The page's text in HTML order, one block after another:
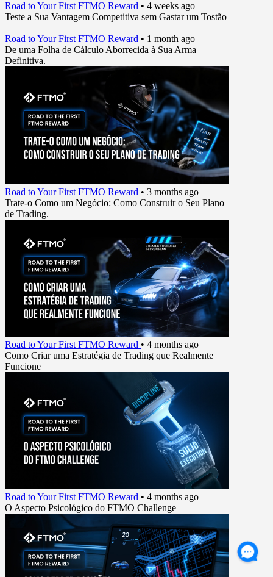
Road to Your First FTMO Reward • 4 weeks ago
Teste a Sua Vantagem Competitiva sem Gastar um Tostão
Road to Your First FTMO Reward • 1 month ago
De uma Folha de Cálculo Aborrecida à Sua Arma
Definitiva.
Road to Your First FTMO Reward • 3 months ago
Trate-o Como um Negócio: Como Construir o Seu Plano
de Trading.
Road to Your First FTMO Reward • 4 months ago
Como Criar uma Estratégia de Trading que Realmente
Funcione
Road to Your First FTMO Reward • 4 months ago
O Aspecto Psicológico do FTMO Challenge